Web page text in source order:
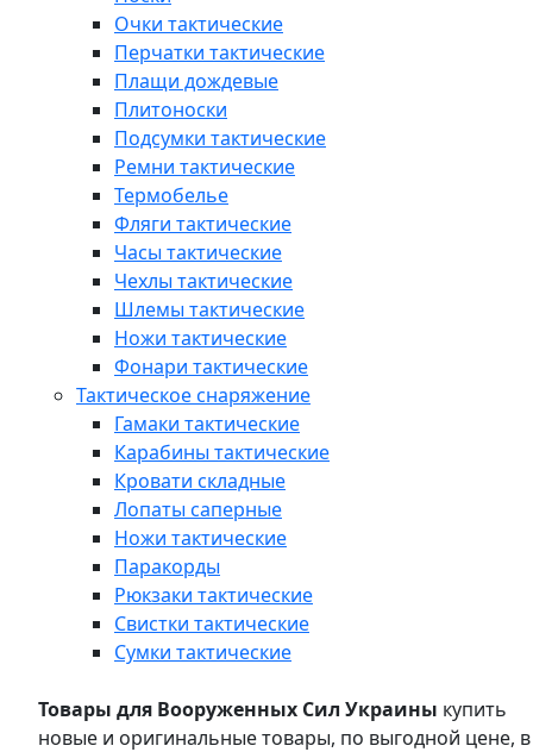
Очки тактические
Перчатки тактические
Плащи дождевые
Плитоноски
Подсумки тактические
Ремни тактические
Термобелье
Фляги тактические
Часы тактические
Чехлы тактические
Шлемы тактические
Ножи тактические
Фонари тактические
Тактическое снаряжение
Гамаки тактические
Карабины тактические
Кровати складные
Лопаты саперные
Ножи тактические
Паракорды
Рюкзаки тактические
Свистки тактические
Сумки тактические
Товары для Вооруженных Сил Украины купить
новые и оригинальные товары, по выгодной цене, в